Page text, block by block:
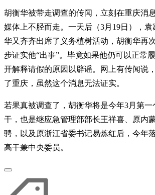
胡衡华被带走调查的传闻，立刻在重庆消
媒体上不胫而走。一天后（3月19日），
华又齐齐出席了义务植树活动，胡衡华再
步证实他“出事”。毕竟如果他仍可以正常
开解释请假的原因以辟谣。网上有传闻说
了重庆，虽然这个消息无法证实。
若果真被调查了，胡衡华将是今年3月第
干，也是继应急管理部部长王祥喜、原内
骋，以及原浙江省委书记易炼红后，今年
高干兼中央委员。